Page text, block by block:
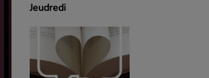
Jeudredi